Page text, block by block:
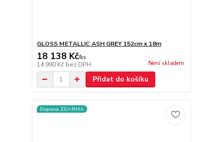
GLOSS METALLIC ASH GREY 152cm x 18m
18 138 Kč/ks
14 990 Kč bez DPH Není skladem
Přidat do košíku
Doprava ZDARMA